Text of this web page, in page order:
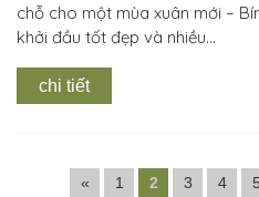
chỗ cho một mùa xuân mới –
khởi đầu tốt đẹp và nhiều...
chi tiết
« 1 2 3 4 5